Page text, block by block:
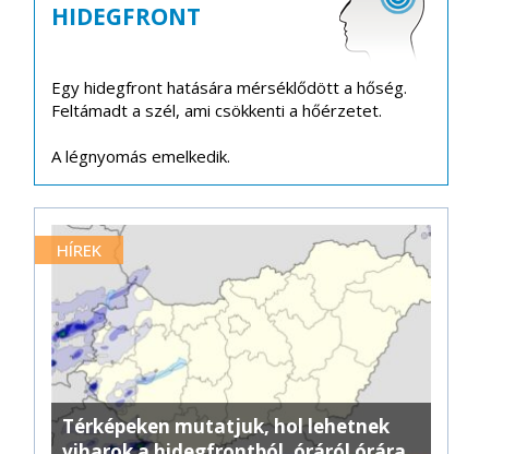
HIDEGFRONT
Egy hidegfront hatására mérséklődött a hőség.
Feltámadt a szél, ami csökkenti a hőérzetet.
A légnyomás emelkedik.
HÍREK
Térképeken mutatjuk, hol lehetnek